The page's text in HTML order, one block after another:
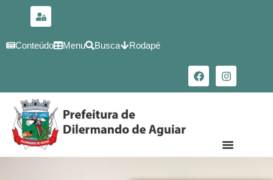
conteúdo
Conteúdo Menu Busca Rodapé